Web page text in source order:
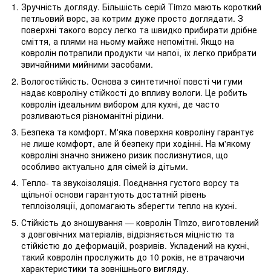
Зручність догляду. Більшість серій Timzo мають короткий
петльовий ворс, за котрим дуже просто доглядати. З
поверхні такого ворсу легко та швидко прибирати дрібне
сміття, а плями на ньому майже непомітні. Якщо на
ковролін потрапили продукти чи напої, їх легко прибрати
звичайними мийними засобами.
Вологостійкість. Основа з синтетичної повсті чи гуми
надає ковроліну стійкості до впливу вологи. Це робить
ковролін ідеальним вибором для кухні, де часто
розливаються різноманітні рідини.
Безпека та комфорт. М'яка поверхня ковроліну гарантує
не лише комфорт, але й безпеку при ходінні. На м'якому
ковроліні значно знижено ризик послизнутися, що
особливо актуально для сімей із дітьми.
Тепло- та звукоізоляція. Поєднання густого ворсу та
щільної основи гарантують достатній рівень
теплоізоляції, допомагають зберегти тепло на кухні.
Стійкість до зношування — ковролін Timzo, виготовлений
з довговічних матеріалів, відрізняється міцністю та
стійкістю до деформацій, розривів. Укладений на кухні,
такий ковролін прослужить до 10 років, не втрачаючи
характеристики та зовнішнього вигляду.